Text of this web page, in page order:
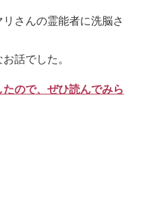
さんの霊能者に洗脳さ
話でした。
ので、ぜひ読んでみら